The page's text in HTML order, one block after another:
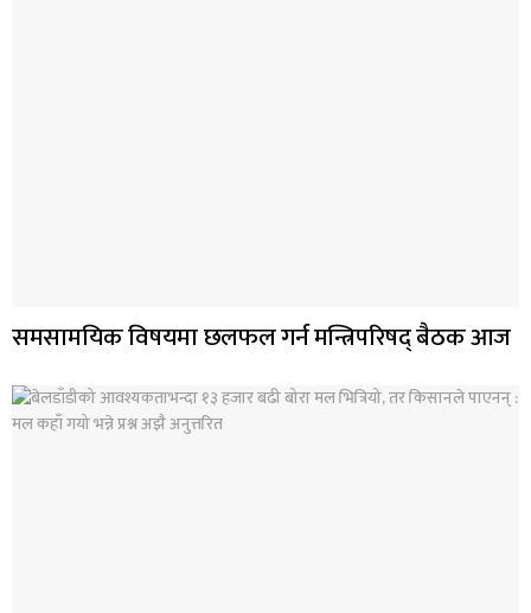
समसामयिक विषयमा छलफल गर्न मन्त्रिपरिषद् बैठक आज